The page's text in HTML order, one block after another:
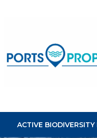
ACTIVE